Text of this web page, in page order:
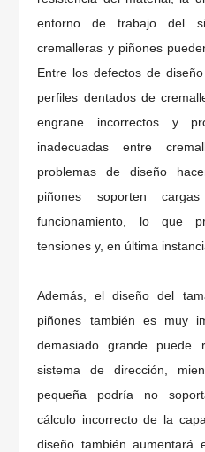
entorno de trabajo del
cremalleras y piñones
Entre los defectos de
perfiles dentados de
engrane incorrectos y
inadecuadas entre
problemas de diseño
piñones soporten
funcionamiento, lo que
tensiones y, en última
Además, el diseño del
piñones también es muy
demasiado grande puede
sistema de dirección,
pequeña podría no
cálculo incorrecto de la
diseño también